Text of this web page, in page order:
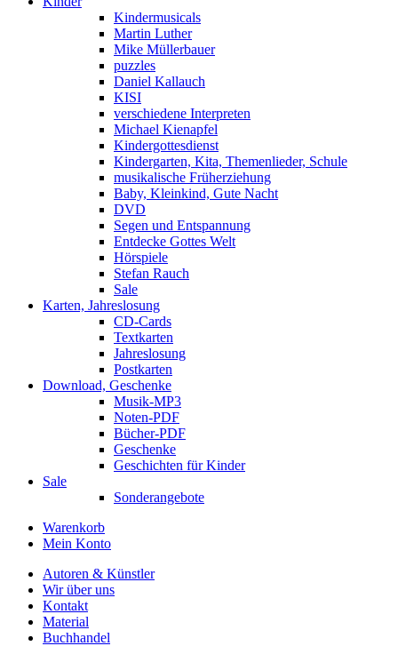
Kindermusicals
Martin Luther
Mike Müllerbauer
puzzles
Daniel Kallauch
KISI
verschiedene Interpreten
Michael Kienapfel
Kindergottesdienst
Kindergarten, Kita, Themenlieder, Schule
musikalische Früherziehung
Baby, Kleinkind, Gute Nacht
DVD
Segen und Entspannung
Entdecke Gottes Welt
Hörspiele
Stefan Rauch
Sale
Karten, Jahreslosung
CD-Cards
Textkarten
Jahreslosung
Postkarten
Download, Geschenke
Musik-MP3
Noten-PDF
Bücher-PDF
Geschenke
Geschichten für Kinder
Sale
Sonderangebote
Warenkorb
Mein Konto
Autoren & Künstler
Wir über uns
Kontakt
Material
Buchhandel